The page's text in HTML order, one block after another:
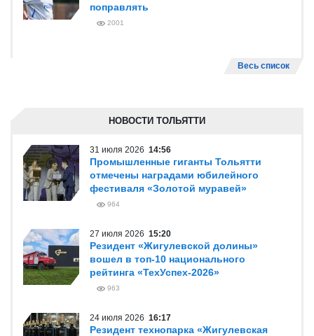
поправлять
2001
Весь список
НОВОСТИ ТОЛЬЯТТИ
31 июля 2026 14:56
Промышленные гиганты Тольятти
отмечены наградами юбилейного
фестиваля «Золотой муравей»
964
27 июля 2026 15:20
Резидент «Жигулевской долины»
вошел в топ-10 национального
рейтинга «ТехУспех-2026»
963
24 июля 2026 16:17
Резидент технопарка «Жигулевская